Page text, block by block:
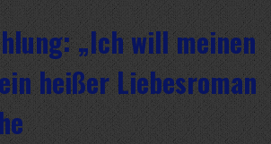
„Ich will meinen
heißer Liebesroman